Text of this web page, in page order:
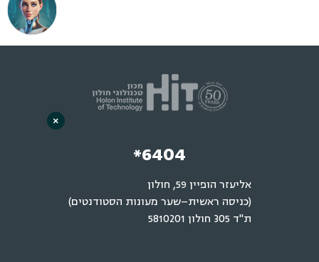
*6404
אליעזר הופיין 59, חולון
(כניסה ראשית–שער מעונות הסטודנטים)
ת"ד 305 חולון 5810201
×